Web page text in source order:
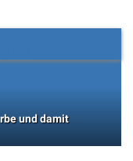
und damit